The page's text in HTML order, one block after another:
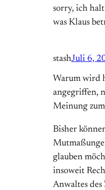
sorry, ich
was Klaus
stashJuli 6,
Warum wird
angegriffen,
Meinung
Bisher
glauben
insoweit
Anwaltes des